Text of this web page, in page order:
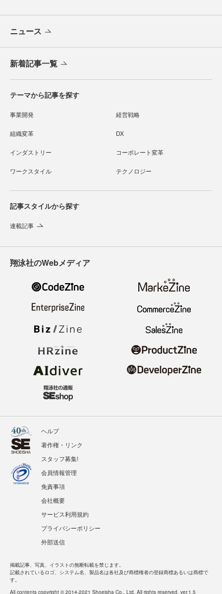
ニュース
新着記事一覧
テーマから記事を探す
事業開発 経営戦略
組織変革 DX
インダストリー コーポレート変革
ワークスタイル テクノロジー
記事スタイルから探す
連載記事
翔泳社のWebメディア
ヘルプ
著作権・リンク
スタッフ募集!
会員情報管理
免責事項
会社概要
サービス利用規約
プライバシーポリシー
外部送信
掲載記事、写真、イラストの無断転載を禁じます。
記載されているロゴ、システム名、製品名は各社及び商標権者の登録商標あるいは商標で
す。
All contents copyright © 2014-2021 Shoeisha Co., Ltd. All rights reserved. ver.1.5